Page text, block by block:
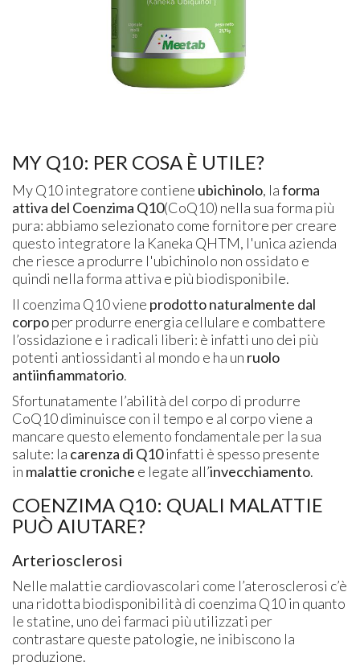
MY Q10: PER COSA È UTILE?
My Q10 integratore contiene ubichinolo, laforma
attiva del Coenzima Q10(CoQ10) nella sua forma più
pura: abbiamo selezionato come fornitore per creare
questo integratore la Kaneka QHTM, l'unica azienda
che riesce a produrre l'ubichinolo non ossidato e
quindi nella forma attiva e più biodisponibile.
Il coenzima Q10 viene prodotto naturalmente dal
corpoper produrre energia cellulare e combattere
l’ossidazione e i radicali liberi: è infatti uno dei più
potenti antiossidanti al mondo e ha un ruolo
antiinfiammatorio.
Sfortunatamente l’abilità del corpo di produrre
CoQ10 diminuisce con il tempo e al corpo viene a
mancare questo elemento fondamentale per la sua
salute: la carenza di Q10infatti è spesso presente
in malattie croniche e legate all’invecchiamento.
COENZIMA Q10: QUALI MALATTIE
PUÒ AIUTARE?
Arteriosclerosi
Nelle malattie cardiovascolari come l’aterosclerosi c’è
una ridotta biodisponibilità di coenzima Q10 in quanto
le statine, uno dei farmaci più utilizzati per
contrastare queste patologie, ne inibiscono la
produzione.